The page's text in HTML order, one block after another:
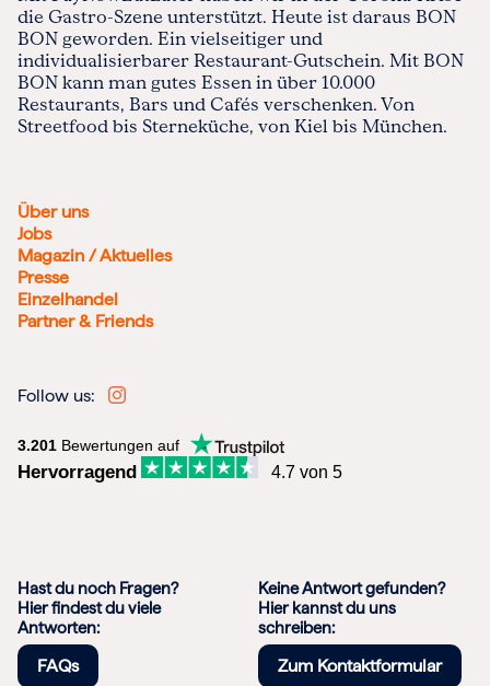
die Gastro-Szene unterstützt. Heute ist daraus BON
BON geworden. Ein vielseitiger und
individualisierbarer Restaurant-Gutschein. Mit BON
BON kann man gutes Essen in über 10.000
Restaurants, Bars und Cafés verschenken. Von
Streetfood bis Sterneküche, von Kiel bis München.
Über uns
Jobs
Magazin / Aktuelles
Presse
Einzelhandel
Partner & Friends
Follow us:
3.201 Bewertungen auf
Hervorragend 4.7 von 5
Hast du noch Fragen?
Hier findest du viele
Antworten:
FAQs
Keine Antwort gefunden?
Hier kannst du uns
schreiben:
Zum Kontaktformular